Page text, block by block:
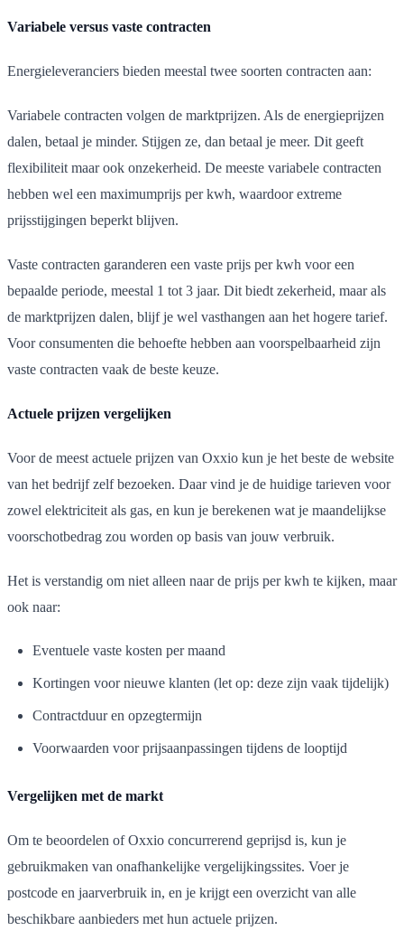
Variabele versus vaste contracten
Energieleveranciers bieden meestal twee soorten contracten aan:
Variabele contracten volgen de marktprijzen. Als de energieprijzen
dalen, betaal je minder. Stijgen ze, dan betaal je meer. Dit geeft
flexibiliteit maar ook onzekerheid. De meeste variabele contracten
hebben wel een maximumprijs per kwh, waardoor extreme
prijsstijgingen beperkt blijven.
Vaste contracten garanderen een vaste prijs per kwh voor een
bepaalde periode, meestal 1 tot 3 jaar. Dit biedt zekerheid, maar als
de marktprijzen dalen, blijf je wel vasthangen aan het hogere tarief.
Voor consumenten die behoefte hebben aan voorspelbaarheid zijn
vaste contracten vaak de beste keuze.
Actuele prijzen vergelijken
Voor de meest actuele prijzen van Oxxio kun je het beste de website
van het bedrijf zelf bezoeken. Daar vind je de huidige tarieven voor
zowel elektriciteit als gas, en kun je berekenen wat je maandelijkse
voorschotbedrag zou worden op basis van jouw verbruik.
Het is verstandig om niet alleen naar de prijs per kwh te kijken, maar
ook naar:
Eventuele vaste kosten per maand
Kortingen voor nieuwe klanten (let op: deze zijn vaak tijdelijk)
Contractduur en opzegtermijn
Voorwaarden voor prijsaanpassingen tijdens de looptijd
Vergelijken met de markt
Om te beoordelen of Oxxio concurrerend geprijsd is, kun je
gebruikmaken van onafhankelijke vergelijkingssites. Voer je
postcode en jaarverbruik in, en je krijgt een overzicht van alle
beschikbare aanbieders met hun actuele prijzen.